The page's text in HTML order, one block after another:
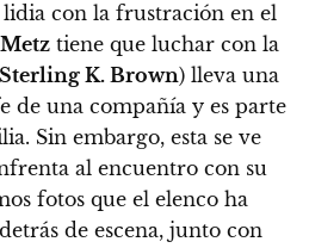
con la frustración en el
tiene que luchar con la
Sterling K. Brown) lleva una
de una compañía y es parte
Sin embargo, esta se ve
al encuentro con su
fotos que el elenco ha
de escena, junto con